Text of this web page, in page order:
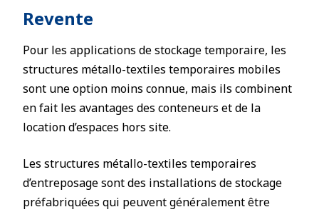
Revente
Pour les applications de stockage temporaire, les
structures métallo-textiles temporaires mobiles
sont une option moins connue, mais ils combinent
en fait les avantages des conteneurs et de la
location d’espaces hors site.
Les structures métallo-textiles temporaires
d’entreposage sont des installations de stockage
préfabriquées qui peuvent généralement être